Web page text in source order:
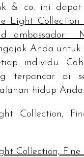
& co. ini dapat
Light Collection
ambassador
Anda untuk
individu.
terpancar di
hidup Anda.
Collection,